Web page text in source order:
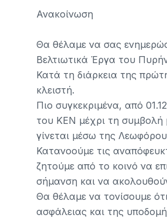
Ανακοίνωση
Θα θέλαμε να σας
Βελτιωτικά Έργα του
Κατά τη διάρκεια της
κλειστή.
Πιο συγκεκριμένα, από
του ΚΕΝ μέχρι τη συμβολή
γίνεται μέσω της
Κατανοούμε τις
ζητούμε από το κοινό να
σήμανση και να
Θα θέλαμε να τονίσουμε
ασφάλειας και της